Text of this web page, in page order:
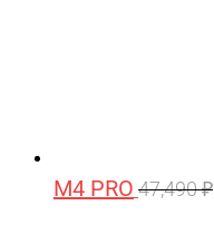
M4 PRO 47,490₽